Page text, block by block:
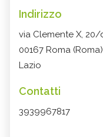
Indirizzo
via Clemente X, 20/
00167 Roma
Lazio
Contatti
3939967817